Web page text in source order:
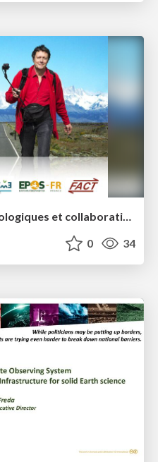
Investigations paléosismologiques et collaboration avec les riverains après le séisme du Teil
0 34